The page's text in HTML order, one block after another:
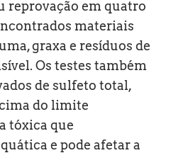
reprovação em quatro
materiais
graxa e resíduos de
Os testes também
de sulfeto total,
do limite
tóxica que
e pode afetar a